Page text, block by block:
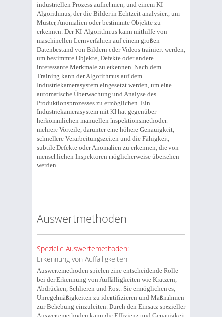
industriellen Prozess aufnehmen, und einem KI-
Algorithmus, der die Bilder in Echtzeit analysiert, um
Muster, Anomalien oder bestimmte Objekte zu
erkennen. Der KI-Algorithmus kann mithilfe von
maschinellen Lernverfahren auf einem großen
Datenbestand von Bildern oder Videos trainiert werden,
um bestimmte Objekte, Defekte oder andere
interessante Merkmale zu erkennen. Nach dem
Training kann der Algorithmus auf dem
Industriekamerasystem eingesetzt werden, um eine
automatische Überwachung und Analyse des
Produktionsprozesses zu ermöglichen. Ein
Industriekamerasystem mit KI hat gegenüber
herkömmlichen manuellen Inspektionsmethoden
mehrere Vorteile, darunter eine höhere Genauigkeit,
schnellere Verarbeitungszeiten und die Fähigkeit,
subtile Defekte oder Anomalien zu erkennen, die von
menschlichen Inspektoren möglicherweise übersehen
werden.
Auswertmethoden
Spezielle Auswertemethoden:
Erkennung von Auffälligkeiten
Auswertemethoden spielen eine entscheidende Rolle
bei der Erkennung von Auffälligkeiten wie Kratzern,
Abdrücken, Schlieren und Rost. Sie ermöglichen es,
Unregelmäßigkeiten zu identifizieren und Maßnahmen
zur Behebung einzuleiten. Durch den Einsatz spezieller
Auswertemethoden kann die Effizienz und Genauigkeit